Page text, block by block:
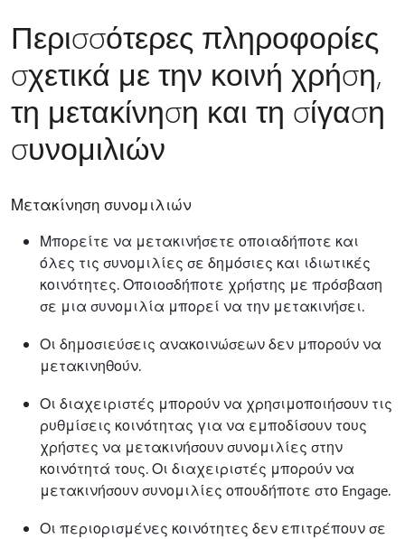
Περισσότερες πληροφορίες
σχετικά με την κοινή χρήση,
τη μετακίνηση και τη σίγαση
συνομιλιών
Μετακίνηση συνομιλιών
Μπορείτε να μετακινήσετε οποιαδήποτε και
όλες τις συνομιλίες σε δημόσιες και ιδιωτικές
κοινότητες. Οποιοσδήποτε χρήστης με πρόσβαση
σε μια συνομιλία μπορεί να την μετακινήσει.
Οι δημοσιεύσεις ανακοινώσεων δεν μπορούν να
μετακινηθούν.
Οι διαχειριστές μπορούν να χρησιμοποιήσουν τις
ρυθμίσεις κοινότητας για να εμποδίσουν τους
χρήστες να μετακινήσουν συνομιλίες στην
κοινότητά τους. Οι διαχειριστές μπορούν να
μετακινήσουν συνομιλίες οπουδήποτε στο Engage.
Οι περιορισμένες κοινότητες δεν επιτρέπουν σε